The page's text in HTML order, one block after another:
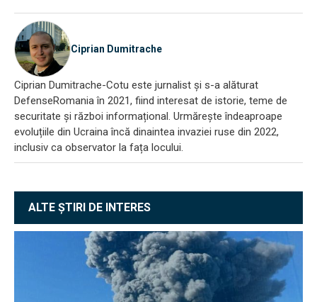
Ciprian Dumitrache
Ciprian Dumitrache-Cotu este jurnalist și s-a alăturat
DefenseRomania în 2021, fiind interesat de istorie, teme de
securitate și război informațional. Urmărește îndeaproape
evoluțiile din Ucraina încă dinaintea invaziei ruse din 2022,
inclusiv ca observator la fața locului.
ALTE ȘTIRI DE INTERES